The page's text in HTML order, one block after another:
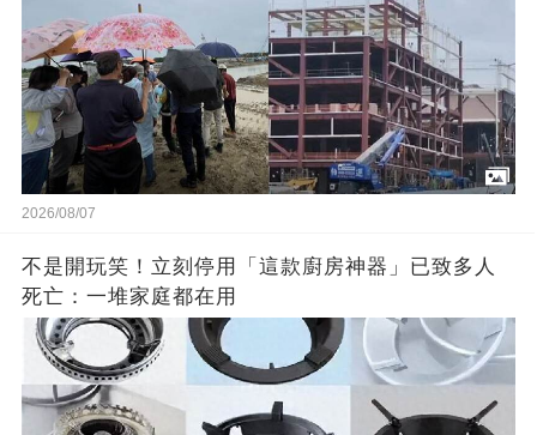
2026/08/07
不是開玩笑！立刻停用「這款廚房神器」已致多人
死亡：一堆家庭都在用